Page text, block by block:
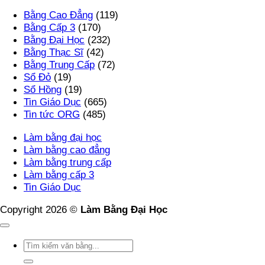
Uy
Tín
Nhất
Thật
Định
Bằng
Đại
Học
RMIT
Phôi
Thật
–
Mở
Rộng
Tương
Lai
ở
Đúng
Pháp
Bằng Cao Đẳng (119)
Bằng Cấp 3 (170)
Bằng Đại Học (232)
Bằng Thạc Sĩ(42)
Bằng Trung Cấp (72)
Sổ Đỏ (19)
Sổ Hồng (19)
Tin Giáo Dục (665)
Tin tức ORG (485)
Làm bằng đại học
Làm bằng cao đẳng
Làm bằng trung cấp
Làm bằng cấp 3
Tin Giáo Dục
Copyright 2026 © Làm Bằng Đại Học